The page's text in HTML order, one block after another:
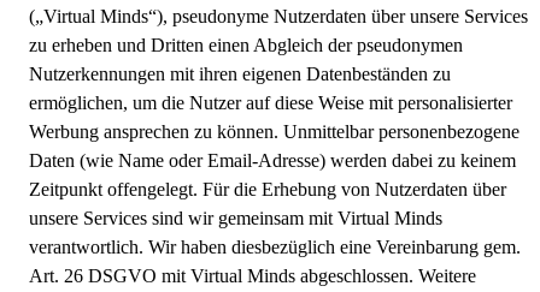
(„Virtual Minds“), pseudonyme Nutzerdaten über unsere Services
zu erheben und Dritten einen Abgleich der pseudonymen
Nutzerkennungen mit ihren eigenen Datenbeständen zu
ermöglichen, um die Nutzer auf diese Weise mit personalisierter
Werbung ansprechen zu können. Unmittelbar personenbezogene
Daten (wie Name oder Email-Adresse) werden dabei zu keinem
Zeitpunkt offengelegt. Für die Erhebung von Nutzerdaten über
unsere Services sind wir gemeinsam mit Virtual Minds
verantwortlich. Wir haben diesbezüglich eine Vereinbarung gem.
Art. 26 DSGVO mit Virtual Minds abgeschlossen. Weitere